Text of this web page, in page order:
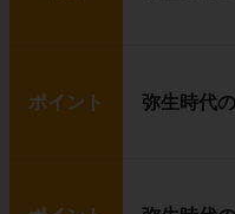
ポイント 弥生時代